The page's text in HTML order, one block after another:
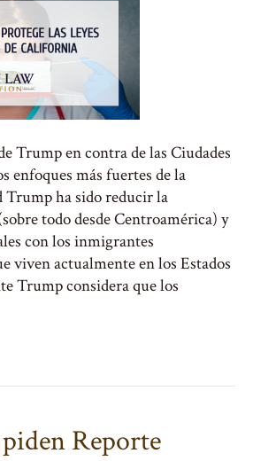
Trump en contra de las Ciudades
enfoques más fuertes de la
Trump ha sido reducir la
todo desde Centroamérica) y
con los inmigrantes
viven actualmente en los Estados
Trump considera que los
Reporte